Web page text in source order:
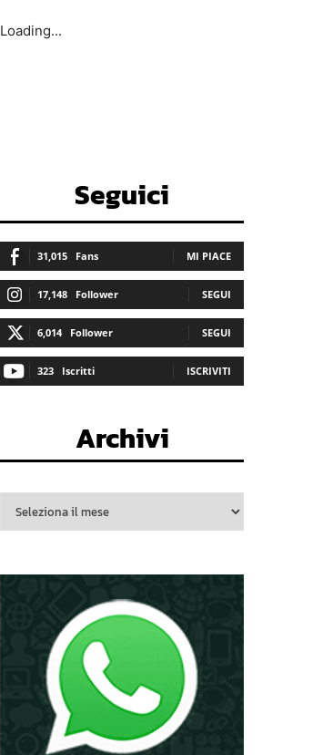
Loading...
Seguici
31,015 Fans MI PIACE
17,148 Follower SEGUI
6,014 Follower SEGUI
323 Iscritti ISCRIVITI
Archivi